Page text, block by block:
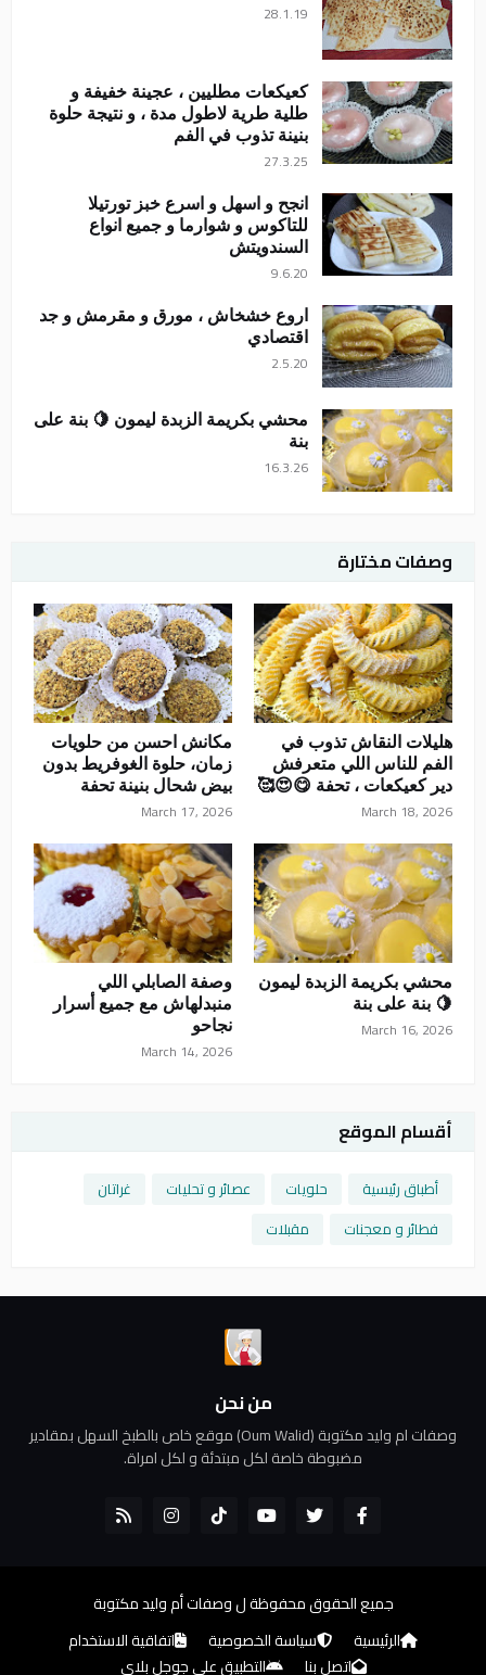
28.1.19
كعيكعات مطليين ، عجينة خفيفة و
طلية طرية لاطول مدة ، و نتيجة حلوة
بنينة تذوب في الفم
27.3.25
انجح و اسهل و اسرع خبز تورتيلا
للتاكوس و شوارما و جميع انواع
السندويتش
9.6.20
اروع خشخاش ، مورق و مقرمش و جد
اقتصادي
2.5.20
محشي بكريمة الزبدة ليمون 🍋 بنة على
بنة
16.3.26
وصفات مختارة
هليلات النقاش تذوب في
الفم للناس اللي متعرفش
دير كعيكعات ، تحفة 😋😍🥰
March 18, 2026
مكانش احسن من حلويات
زمان، حلوة الغوفريط بدون
بيض شحال بنينة تحفة
March 17, 2026
محشي بكريمة الزبدة ليمون
🍋 بنة على بنة
March 16, 2026
وصفة الصابلي اللي
منبدلهاش مع جميع أسرار
نجاحو
March 14, 2026
أقسام الموقع
أطباق رئيسية حلويات عصائر و تحليات
غراتان
فطائر و معجنات
مقبلات
من نحن
وصفات ام وليد مكتوبة (Oum Walid) موقع خاص بالطبخ السهل بمقادير
مضبوطة خاصة لكل مبتدئة و لكل امراة.
جميع الحقوق محفوظة لوصفات أم وليد مكتوبة
الرئيسية
سياسة الخصوصية
اتفاقية الاستخدام
اتصل بنا
التطبيق على جوجل بلاي